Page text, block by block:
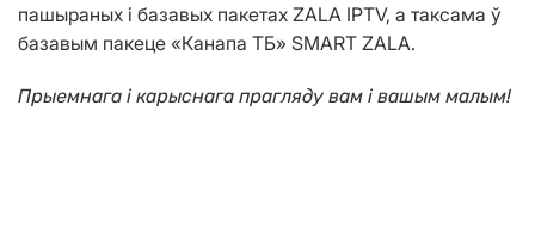
пашыраных і базавых пакетах ZALA IPTV, а таксама ў
базавым пакеце «Канапа ТБ» SMART ZALA.
Прыемнага і карыснага прагляду вам і вашым малым!